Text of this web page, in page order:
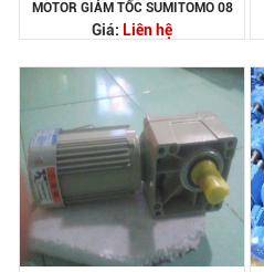
MOTOR GIẢM TỐC SUMITOMO 08
Giá: Liên hệ